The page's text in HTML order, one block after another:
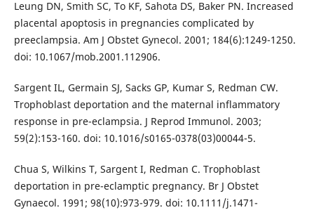
Leung DN, Smith SC, To KF, Sahota DS, Baker PN. Increased
placental apoptosis in pregnancies complicated by
preeclampsia. Am J Obstet Gynecol. 2001; 184(6):1249-1250.
doi: 10.1067/mob.2001.112906.
Sargent IL, Germain SJ, Sacks GP, Kumar S, Redman CW.
Trophoblast deportation and the maternal inflammatory
response in pre-eclampsia. J Reprod Immunol. 2003;
59(2):153-160. doi: 10.1016/s0165-0378(03)00044-5.
Chua S, Wilkins T, Sargent I, Redman C. Trophoblast
deportation in pre-eclamptic pregnancy. Br J Obstet
Gynaecol. 1991; 98(10):973-979. doi: 10.1111/j.1471-